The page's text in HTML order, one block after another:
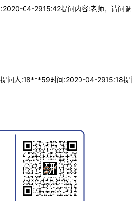
04-2915:42提问内容:老师，请问
问人:18***59时间:2020-04-2915:18